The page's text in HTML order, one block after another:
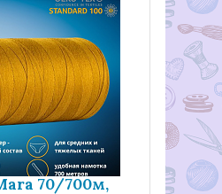
70/700м,